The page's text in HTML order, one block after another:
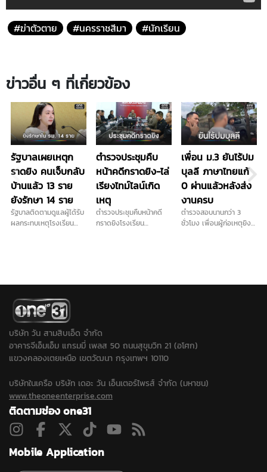
#ฆ่าตัวตาย #นครราชสีมา #นักเรียน
ข่าวอื่น ๆ ที่เกี่ยวข้อง
รัฐบาลเผยเหตุก
ราดยิง คนเจ็บกลับ
บ้านแล้ว 13 ราย
ยังรักษา 14 ราย
รัฐบาลติดตามดูแลผู้ได้รับ
ผลกระทบเหตุโรงเรียน
ตำรวจประชุมคืบ
หน้าคดีกราดยิง-ไล่
เรียงไทม์ไลน์เกิด
เหตุ
ตำรวจประชุมคืบหน้าคดี
กราดยิงโรงเรียน
เพื่อน ม.3 ยันไร้ปม
บุลลี ภาษาไทยแก้
0 ผ่านแล้วหลังส่ง
งานครบ
ตำรวจสอบนานกว่า 3
ชั่วโมง เพื่อนผู้ก่อเหตุยิง
ยิงปืน ขณะที่ปมบุลลี
บริษัท วัน สามสิบเอ็ด จำกัด
อาคารจีเอ็มเอ็ม แกรมมี่ เพลส 50 ถนนสุขุมวิท 21 (อโศก)
แขวงคลองเตยเหนือ เขตวัฒนา กรุงเทพฯ 10110
บริษัทในเครือ บริษัท เดอะ วัน เอ็นเตอร์ไพรส์ จำกัด (มหาชน)
www.theoneenterprise.com
ติดตามช่อง one31
Mobile Application